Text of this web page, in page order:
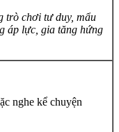
trò chơi tư duy, mẩu
áp lực, gia tăng hứng
nghe kể chuyện